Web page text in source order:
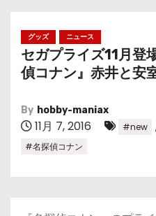
グッズ ニュース
セガプライズ11月登
偵コナン』赤井と安
By hobby-maniax
11月 7, 2016 #new
#名探偵コナン